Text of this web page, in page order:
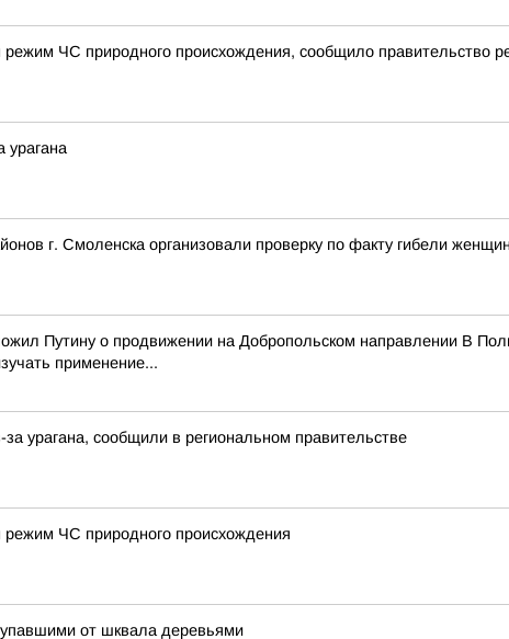
ЧС природного происхождения, сообщило правительство
г. Смоленска организовали проверку по факту гибели
Путину о продвижении на Добропольском направлении В
применение...
урагана, сообщили в региональном правительстве
ЧС природного происхождения
от шквала деревьями